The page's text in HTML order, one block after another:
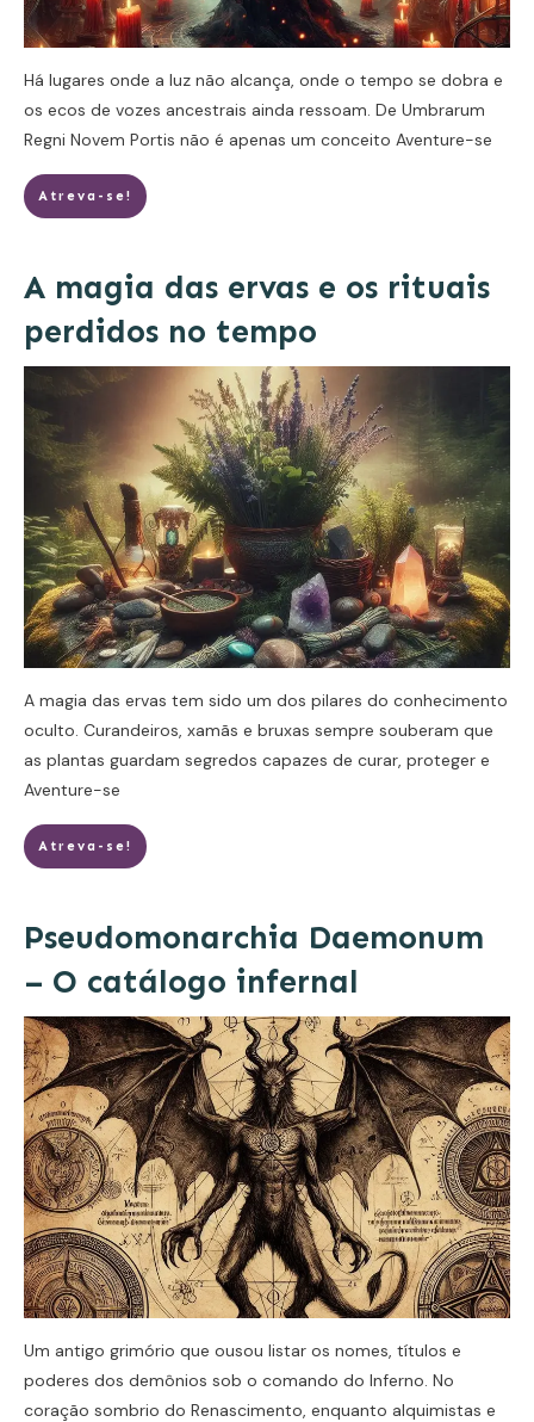
Há lugares onde a luz não alcança, onde o tempo se dobra e
os ecos de vozes ancestrais ainda ressoam. De Umbrarum
Regni Novem Portis não é apenas um conceito Aventure-se
Atreva-se!
A magia das ervas e os rituais
perdidos no tempo
A magia das ervas tem sido um dos pilares do conhecimento
oculto. Curandeiros, xamãs e bruxas sempre souberam que
as plantas guardam segredos capazes de curar, proteger e
Aventure-se
Atreva-se!
Pseudomonarchia Daemonum
– O catálogo infernal
Um antigo grimório que ousou listar os nomes, títulos e
poderes dos demônios sob o comando do Inferno. No
coração sombrio do Renascimento, enquanto alquimistas e